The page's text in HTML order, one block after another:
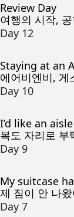
Review Day
여행의 시작,
Day 12
Staying at an
에어비엔비, 게
Day 10
I’d like an
복도 자리로 부
Day 9
My suitcase
제 짐이 안 나
Day 7